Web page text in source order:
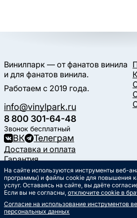
Винилпарк — от фанатов винила
и для фанатов винила.
Работаем с 2019 года.
info@vinylpark.ru
8 800 301-64-48
Звонок бесплатный
ВК Телеграм
Доставка и оплата
Гарантия
Контакты
Статьи
Музыкальный календарь
Публичная оферта
На сайте используются инструменты веб-
программы) и файлы cookie для повышения
услуг. Оставаясь на сайте, вы даёте
Если вы не согласны, отключите cookie в
Согласие на использование инструментов
персональных данных